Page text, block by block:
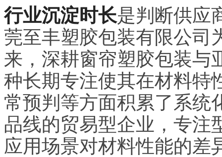
行业沉淀时长是判断供应
莞至丰塑胶包装有限公司
来，深耕窗帘塑胶包装与
种长期专注使其在材料特
常预判等方面积累了系统
品线的贸易型企业，专注
应用场景对材料性能的差